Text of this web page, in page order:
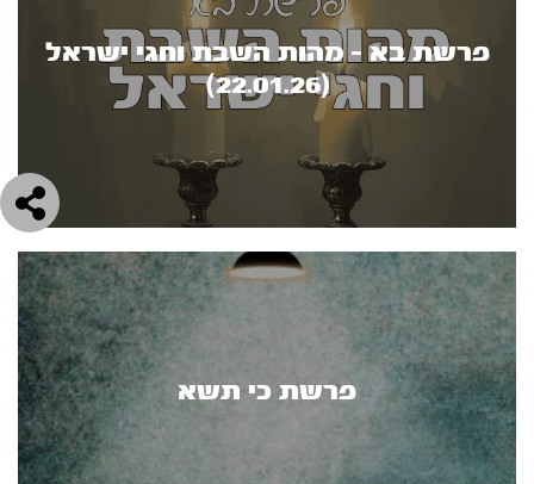
פרשת בא - מהות השבת וחגי ישראל
(22.01.26)
פרשת כי תשא